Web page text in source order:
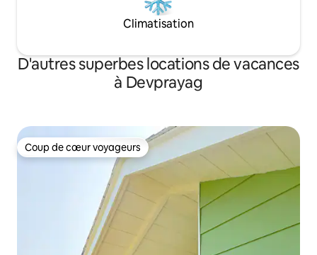
Climatisation
D'autres superbes locations de vacances
à Devprayag
Coup de cœur voyageurs
Coup de cœur voyageurs